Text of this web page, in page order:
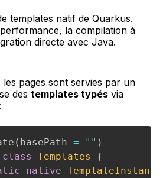
templates natif de Quarkus.
la compilation à
directe avec Java.
pages sont servies par un
des templates typés via
:
( basePath = "" )
class Templates
{
native TemplateInstance